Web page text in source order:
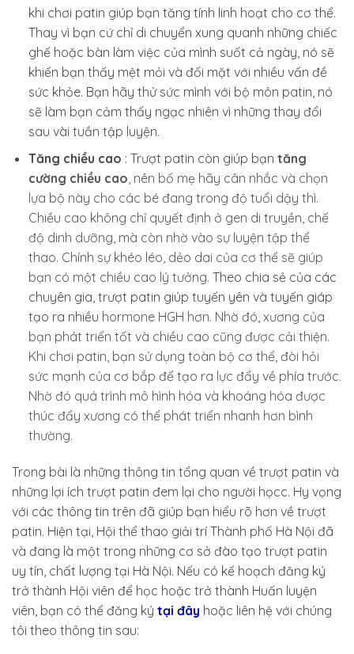
khi chơi patin giúp bạn tăng tính linh hoạt cho cơ thể.
Thay vì bạn cứ chỉ di chuyển xung quanh những chiếc
ghế hoặc bàn làm việc của mình suốt cả ngày, nó sẽ
khiến bạn thấy mệt mỏi và đối mặt với nhiều vấn đề
sức khỏe. Bạn hãy thử sức mình với bộ môn patin, nó
sẽ làm bạn cảm thấy ngạc nhiên vì những thay đổi
sau vài tuần tập luyện.
Tăng chiều cao : Trượt patin còn giúp bạn tăng
cường chiều cao, nên bố mẹ hãy cân nhắc và chọn
lựa bộ này cho các bé đang trong độ tuổi dậy thì.
Chiều cao không chỉ quyết định ở gen di truyền, chế
độ dinh dưỡng, mà còn nhờ vào sự luyện tập thể
thao. Chính sự khéo léo, dẻo dai của cơ thể sẽ giúp
bạn có một chiều cao lý tưởng. Theo chia sẻ của các
chuyên gia, trượt patin giúp tuyến yên và tuyến giáp
tạo ra nhiều hormone HGH hơn. Nhờ đó, xương của
bạn phát triển tốt và chiều cao cũng được cải thiện.
Khi chơi patin, bạn sử dụng toàn bộ cơ thể, đòi hỏi
sức mạnh của cơ bắp để tạo ra lực đẩy về phía trước.
Nhờ đó quá trình mô hình hóa và khoáng hóa được
thúc đẩy xương có thể phát triển nhanh hơn bình
thường.
Trong bài là những thông tin tổng quan về trượt patin và
những lợi ích trượt patin đem lại cho người họcc. Hy vọng
với các thông tin trên đã giúp bạn hiểu rõ hơn về trượt
patin. Hiện tại, Hội thể thao giải trí Thành phố Hà Nội đã
và đang là một trong những cơ sở đào tạo trượt patin
uy tín, chất lượng tại Hà Nội. Nếu có kế hoạch đăng ký
trở thành Hội viên để học hoặc trở thành Huấn luyện
viên, bạn có thể đăng ký tại đây hoặc liên hệ với chúng
tôi theo thông tin sau: